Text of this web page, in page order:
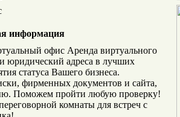
информация
офис Аренда виртуального
юридический адреса в лучших
статуса Вашего бизнеса.
фирменных документов и сайта,
Поможем пройти любую проверку!
комнаты для встреч с